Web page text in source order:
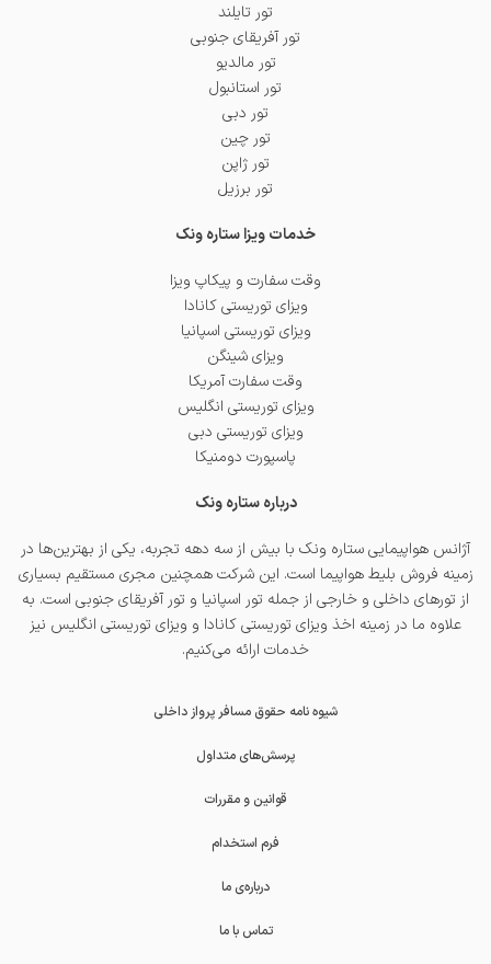
تور تایلند
تور آفریقای جنوبی
تور مالدیو
تور استانبول
تور دبی
تور چین
تور ژاپن
تور برزیل
خدمات ویزا ستاره ونک
وقت سفارت و پیکاپ ویزا
ویزای توریستی کانادا
ویزای توریستی اسپانیا
ویزای شینگن
وقت سفارت آمریکا
ویزای توریستی انگلیس
ویزای توریستی دبی
پاسپورت دومنیکا
درباره ستاره ونک
آژانس هواپیمایی ستاره ونک با بیش از سه دهه تجربه، یکی از بهترین‌ها در
زمینه فروش بلیط هواپیما است. این شرکت همچنین مجری مستقیم بسیاری
از تورهای داخلی و خارجی از جمله تور اسپانیا و تور آفریقای جنوبی است. به
علاوه ما در زمینه اخذ ویزای توریستی کانادا و ویزای توریستی انگلیس نیز
خدمات ارائه می‌کنیم.
شیوه نامه حقوق مسافر پرواز داخلی
پرسش‌های متداول
قوانین و مقررات
فرم استخدام
درباره‌ی ما
تماس با ما